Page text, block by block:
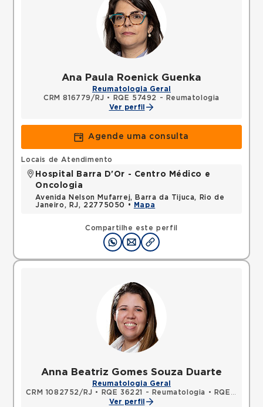
Ana Paula Roenick Guenka
Reumatologia Geral
CRM 816779/RJ •
RQE 57492 - Reumatologia
Ver perfil
Agende uma consulta
Compartilhe este perfil
Locais de Atendimento
Hospital Barra D'Or - Centro Médico e
Oncologia
Avenida Nelson Mufarrej, Barra da Tijuca, Rio de
Janeiro, RJ, 22775050 •
Mapa
Anna Beatriz Gomes Souza Duarte
Reumatologia Geral
CRM 1082752/RJ • RQE 36221 - Reumatologia •
RQE 49420 - Clínica médica
Ver perfil